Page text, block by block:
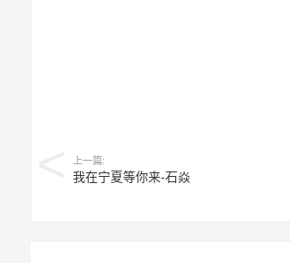
上一篇:
我在宁夏等你来-石焱